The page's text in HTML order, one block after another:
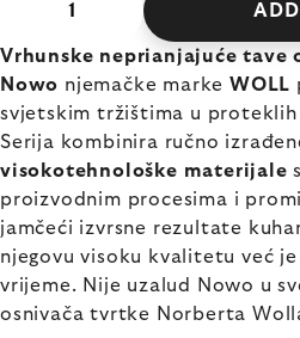
Vrhunske neprianjajuće tave
Nowo njemačke marke WOLL
svjetskim tržištima u
Serija kombinira ručno
visokotehnološke materijale
proizvodnim procesima i
jamčeći izvrsne rezultate
njegovu visoku kvalitetu već
vrijeme. Nije uzalud Nowo u
osnivača tvrtke Norberta